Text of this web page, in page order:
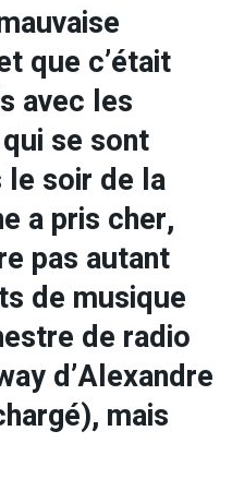
que c’était
avec les
se sont
le soir de la
a pris cher,
pas autant
de musique
de radio
d’Alexandre
mais